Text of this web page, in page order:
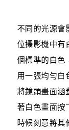
不同的光源會
位攝影機中有
個標準的白色
用一張均勻白
將鏡頭畫面涵
著白色畫面按
時候刻意將其